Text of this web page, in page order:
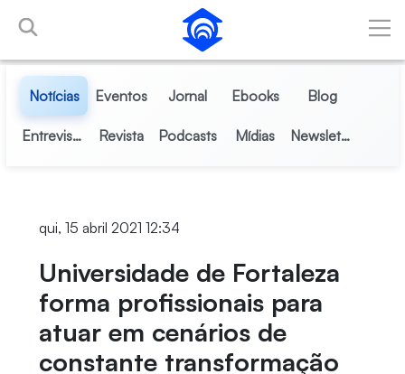
Pular para o Conteúdo principal
Notícias Eventos Jornal Ebooks Blog
Entrevistas Revista Podcasts Mídias Newsletter
qui, 15 abril 2021 12:34
Universidade de Fortaleza
forma profissionais para
atuar em cenários de
constante transformação